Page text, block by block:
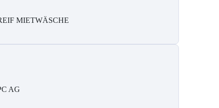
MIETWÄSCHE
AG